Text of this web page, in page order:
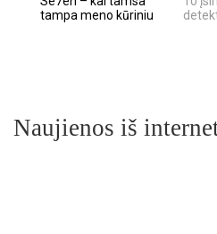
tampa meno kūriniu
Naujienos iš